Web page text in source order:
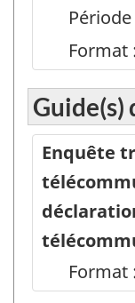
Format
Guide(s)
Enquête
Format